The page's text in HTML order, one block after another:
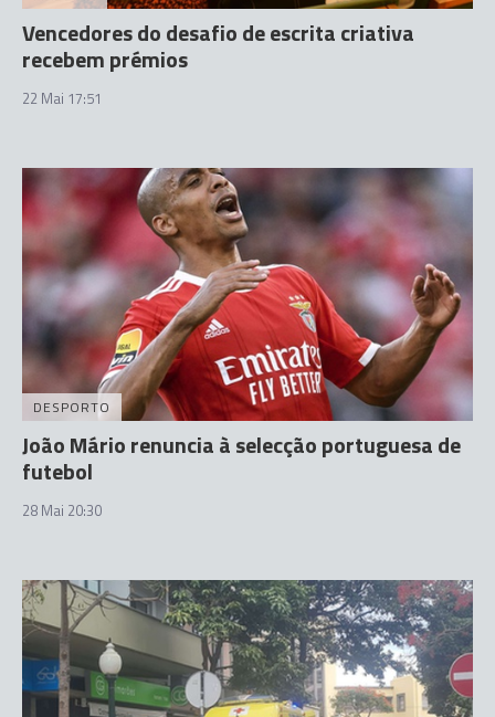
Vencedores do desafio de escrita criativa
recebem prémios
22 Mai 17:51
DESPORTO
João Mário renuncia à selecção portuguesa de
futebol
28 Mai 20:30